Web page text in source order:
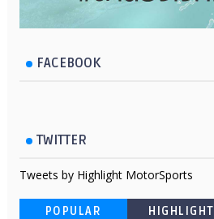
FACEBOOK
TWITTER
Tweets by Highlight MotorSports
POPULAR HIGHLIGHT